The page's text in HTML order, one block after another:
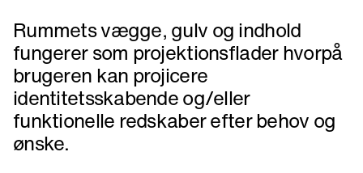
Rummets vægge, gulv og indhold
fungerer som projektionsflader hvorpå
brugeren kan projicere
identitetsskabende og/eller
funktionelle redskaber efter behov og
ønske.